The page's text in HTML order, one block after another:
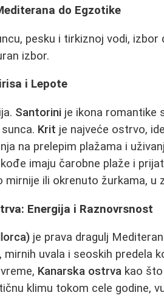
do Egzotike
pesku i tirkiznoj vodi,
izbor.
i Lepote
Santorini je ikona romantike
Krit je najveće ostrvo,
na prelepim plažama i
imaju čarobne plaže i
mirnije ili okrenuto žurkama,
Energija i Raznovrsnost
je prava dragulj
mirnih uvala i seoskih predela
Kanarska ostrva kao
klimu tokom cele godine,